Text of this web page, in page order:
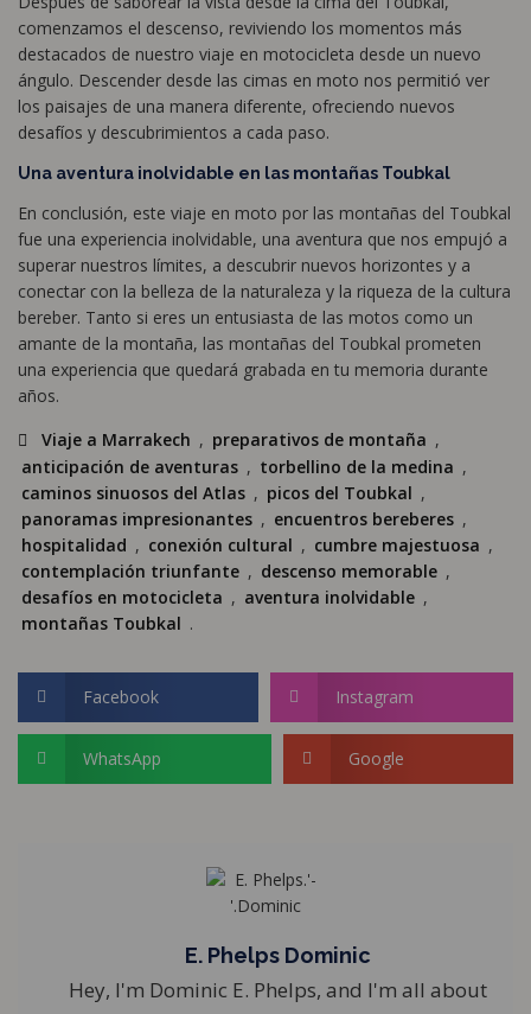
comenzamos el descenso, reviviendo los momentos más
destacados de nuestro viaje en motocicleta desde un nuevo
ángulo. Descender desde las cimas en moto nos permitió ver
los paisajes de una manera diferente, ofreciendo nuevos
desafíos y descubrimientos a cada paso.
Una aventura inolvidable en las montañas Toubkal
En conclusión, este viaje en moto por las montañas del Toubkal
fue una experiencia inolvidable, una aventura que nos empujó a
superar nuestros límites, a descubrir nuevos horizontes y a
conectar con la belleza de la naturaleza y la riqueza de la cultura
bereber. Tanto si eres un entusiasta de las motos como un
amante de la montaña, las montañas del Toubkal prometen
una experiencia que quedará grabada en tu memoria durante
años.
Viaje a Marrakech , preparativos de montaña ,
anticipación de aventuras , torbellino de la medina ,
caminos sinuosos del Atlas , picos del Toubkal ,
panoramas impresionantes , encuentros bereberes ,
hospitalidad , conexión cultural , cumbre majestuosa ,
contemplación triunfante , descenso memorable ,
desafíos en motocicleta , aventura inolvidable ,
montañas Toubkal .
Facebook Instagram
WhatsApp Google
E. Phelps Dominic
Hey, I'm Dominic E. Phelps, and I'm all about